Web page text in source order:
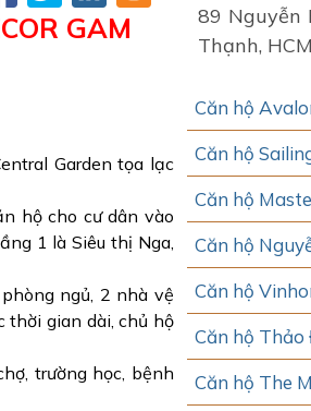
GAM
Garden tọa lạc
hộ cho cư dân vào
1 là Siêu thị Nga,
ngủ, 2 nhà vệ
thời gian dài, chủ hộ
trường học, bệnh
89 Nguyễn
Thạnh, HCM
Căn hộ
Căn hộ
Căn hộ
Căn hộ
Căn hộ
Căn hộ
Căn hộ The